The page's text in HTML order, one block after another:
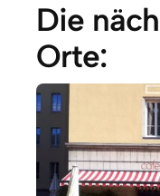
Die
Orte: